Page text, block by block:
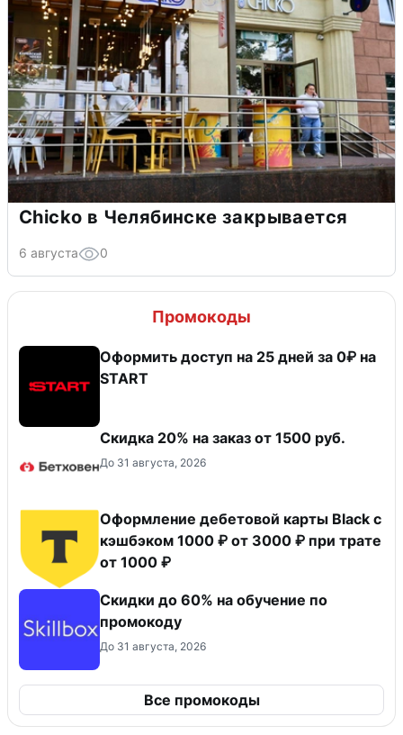
Chicko в Челябинске закрывается
6 августа 0
Промокоды
Оформить доступ на 25 дней за 0₽ на
START
Скидка 20% на заказ от 1500 руб.
До 31 августа, 2026
Оформление дебетовой карты Black с
кэшбэком 1000 ₽ от 3000 ₽ при трате
от 1000 ₽
Скидки до 60% на обучение по
промокоду
До 31 августа, 2026
Все промокоды